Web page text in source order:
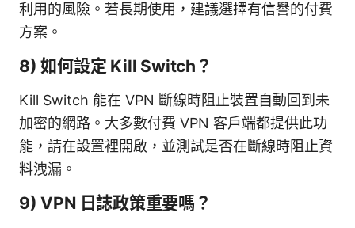
利用的風險。若長期使用，建議選擇有信譽的付費
方案。
8) 如何設定 Kill Switch？
Kill Switch 能在 VPN 斷線時阻止裝置自動回到未
加密的網路。大多數付費 VPN 客戶端都提供此功
能，請在設置裡開啟，並測試是否在斷線時阻止資
料洩漏。
9) VPN 日誌政策重要嗎？